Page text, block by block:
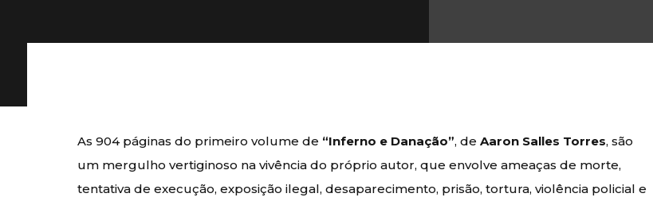
As 904 páginas do primeiro volume de “Inferno e Danação”, deAaron Salles Torres, são
um mergulho vertiginoso na vivência do próprio autor, que envolve ameaças de morte,
tentativa de execução, exposição ilegal, desaparecimento, prisão, tortura, violência policial e